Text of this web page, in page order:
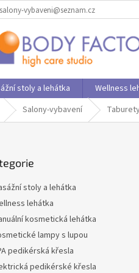
salony-vybaveni@seznam.cz
stoly a lehátka Wellness
Domů Salony-vybavení
stoly a lehátka
lehátka
kosmetická lehátka
lampy s lupou
pedikérská křesla
pedikérské křesla